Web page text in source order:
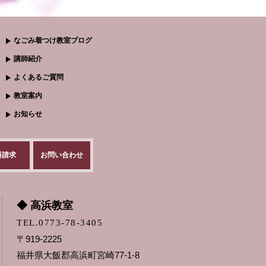
なごみ着つけ教室ブログ
講師紹介
よくあるご質問
教室案内
お知らせ
請求 お問い合わせ
◆ 高浜教室
TEL.0773-78-3405
〒919-2225
福井県大飯郡高浜町宮崎77-1-8